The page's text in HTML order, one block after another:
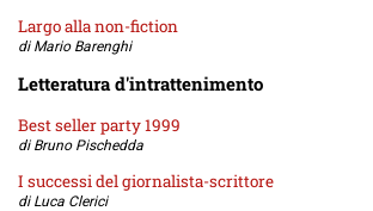
Largo alla non-fiction
di Mario Barenghi
Letteratura d'intrattenimento
Best seller party 1999
di Bruno Pischedda
I successi del giornalista-scrittore
di Luca Clerici